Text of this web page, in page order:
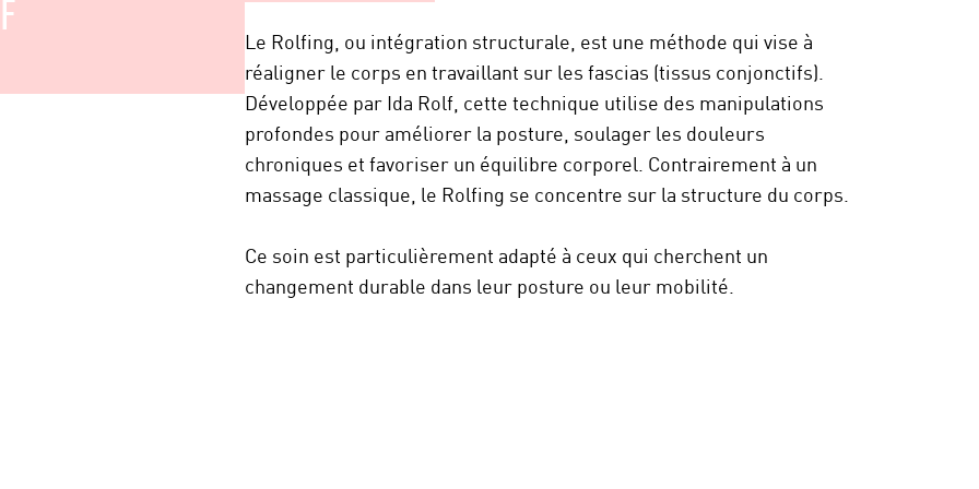
Le Rolfing, ou intégration structurale, est une méthode qui vise à
réaligner le corps en travaillant sur les fascias (tissus conjonctifs).
Développée par Ida Rolf, cette technique utilise des manipulations
profondes pour améliorer la posture, soulager les douleurs
chroniques et favoriser un équilibre corporel. Contrairement à un
massage classique, le Rolfing se concentre sur la structure du corps.
Ce soin est particulièrement adapté à ceux qui cherchent un
changement durable dans leur posture ou leur mobilité.